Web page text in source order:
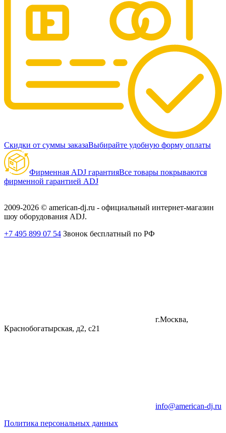
Скидки от суммы заказаВыбирайте удобную форму оплаты
Фирменная ADJ гарантияВсе товары покрываются
фирменной гарантией ADJ
2009-2026 © american-dj.ru - официальный интернет-магазин
шоу оборудования ADJ.
+7 495 899 07 54 Звонок бесплатный по РФ
г.Москва,
Краснобогатырская, д2, с21
info@american-dj.ru
Политика персональных данных